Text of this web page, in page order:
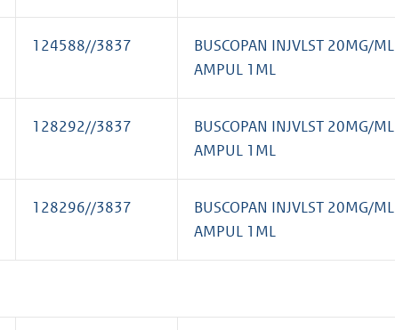
124588//3837
BUSCOPAN INJVLST 20MG/ML
AMPUL 1ML
128292//3837
BUSCOPAN INJVLST 20MG/ML
AMPUL 1ML
128296//3837
BUSCOPAN INJVLST 20MG/ML
AMPUL 1ML